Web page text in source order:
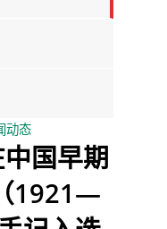
动态
中国早期
1921—